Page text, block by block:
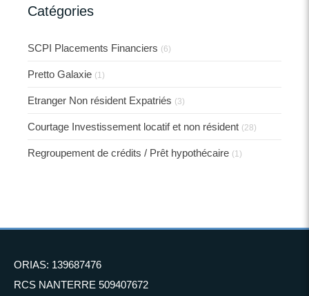
Catégories
SCPI Placements Financiers (6)
Pretto Galaxie (1)
Etranger Non résident Expatriés (3)
Courtage Investissement locatif et non résident (28)
Regroupement de crédits / Prêt hypothécaire (1)
ORIAS: 139687476
RCS NANTERRE 509407672